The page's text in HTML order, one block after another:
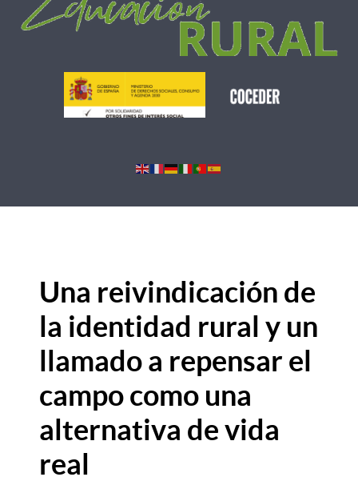
Una reivindicación de
la identidad rural y un
llamado a repensar el
campo como una
alternativa de vida
real